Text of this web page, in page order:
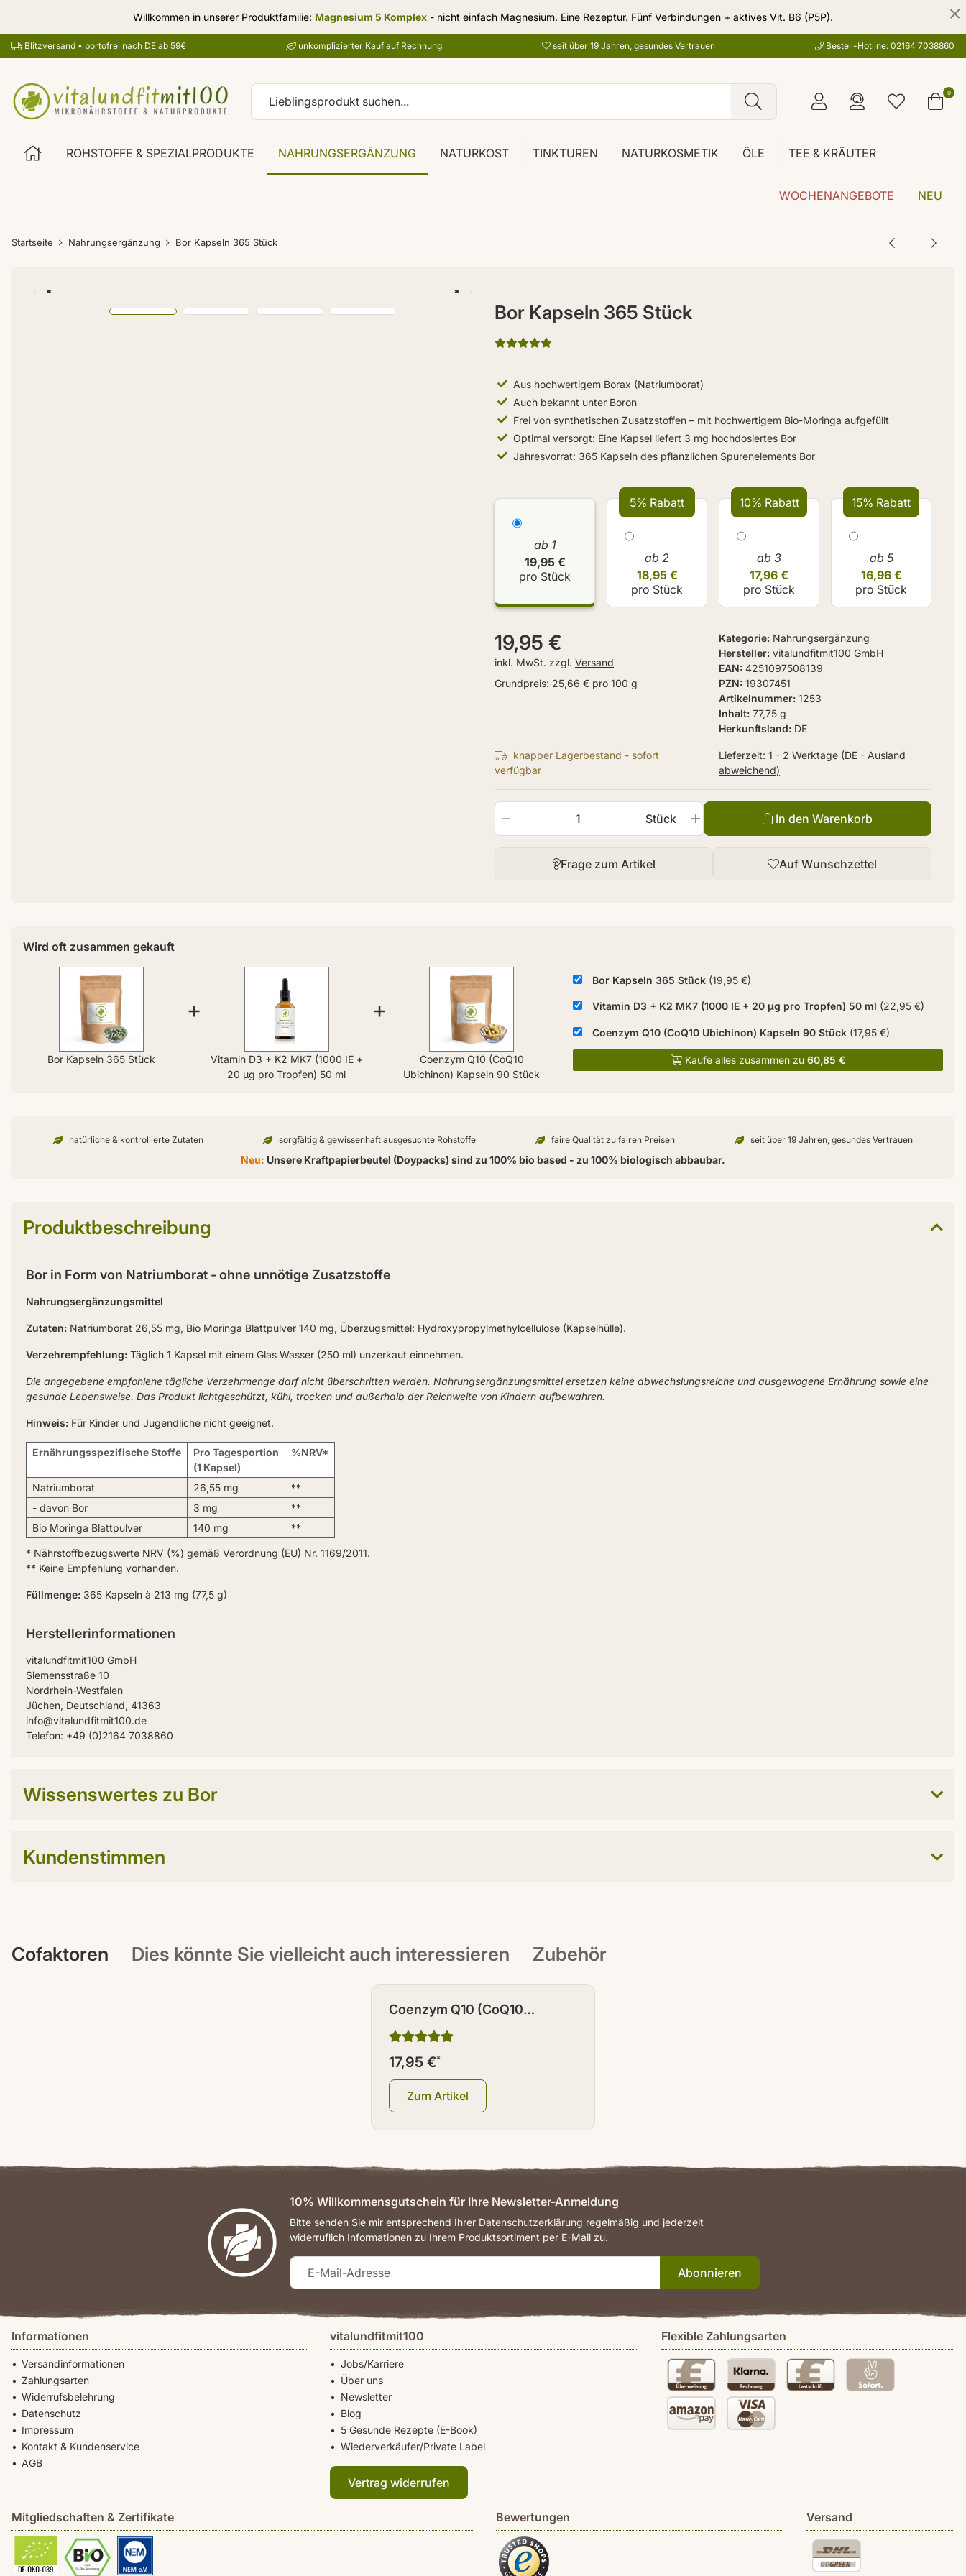
Willkommen in unserer Produktfamilie: Magnesium 5 Komplex - nicht einfach Magnesium. Eine Rezeptur. Fünf Verbindungen + aktives Vit. B6 (P5P).
Blitzversand • portofrei nach DE ab 59€ unkomplizierter Kauf auf Rechnung seit über 19 Jahren, gesundes Vertrauen Bestell-Hotline: 02164 7038860
ROHSTOFFE & SPEZIALPRODUKTE NAHRUNGSERGÄNZUNG NATURKOST TINKTUREN NATURKOSMETIK ÖLE TEE & KRÄUTER
WOCHENANGEBOTE NEU
0
Startseite Nahrungsergänzung Bor Kapseln 365 Stück
Bor Kapseln 365 Stück
Inhalt 77,75 g
Hersteller vitalundfitmit100 GmbH
Artikelnummer 1253
PZN 19307451
EAN 4251097508139
Herkunftsland DE
Kategorie Nahrungsergänzung
Aus hochwertigem Borax (Natriumborat)
Auch bekannt unter Boron
Frei von synthetischen Zusatzstoffen – mit hochwertigem Bio-Moringa aufgefüllt
Optimal versorgt: Eine Kapsel liefert 3 mg hochdosiertes Bor
Jahresvorrat: 365 Kapseln des pflanzlichen Spurenelements Bor
19,95 €
inkl. MwSt. zzgl. Versand
Grundpreis: 25,66 € pro 100 g
Frage zum Artikel Auf Wunschzettel
Stück In den Warenkorb
knapper Lagerbestand - sofort
verfügbar
Lieferzeit: 1 - 2 Werktage (DE - Ausland
abweichend)
ab 1
19,95 €
pro Stück
5% Rabatt
ab 2
18,95 €
pro Stück
10% Rabatt
ab 3
17,96 €
pro Stück
15% Rabatt
ab 5
16,96 €
pro Stück
Wird oft zusammen gekauft
Bor Kapseln 365 Stück
+
Vitamin D3 + K2 MK7 (1000 IE +
20 µg pro Tropfen) 50 ml
+
Coenzym Q10 (CoQ10
Ubichinon) Kapseln 90 Stück
Bor Kapseln 365 Stück (19,95 €)
Vitamin D3 + K2 MK7 (1000 IE + 20 µg pro Tropfen) 50 ml (22,95 €)
Coenzym Q10 (CoQ10 Ubichinon) Kapseln 90 Stück (17,95 €)
Kaufe alles zusammen zu 60,85 €
natürliche & kontrollierte Zutaten sorgfältig & gewissenhaft ausgesuchte Rohstoffe faire Qualität zu fairen Preisen seit über 19 Jahren, gesundes Vertrauen
Neu: Unsere Kraftpapierbeutel (Doypacks) sind zu 100% bio based - zu 100% biologisch abbaubar.
Produktbeschreibung
Bor in Form von Natriumborat - ohne unnötige Zusatzstoffe
Nahrungsergänzungsmittel
Zutaten: Natriumborat 26,55 mg, Bio Moringa Blattpulver 140 mg, Überzugsmittel: Hydroxypropylmethylcellulose (Kapselhülle).
Verzehrempfehlung: Täglich 1 Kapsel mit einem Glas Wasser (250 ml) unzerkaut einnehmen.
Die angegebene empfohlene tägliche Verzehrmenge darf nicht überschritten werden. Nahrungsergänzungsmittel ersetzen keine abwechslungsreiche und ausgewogene Ernährung sowie eine
gesunde Lebensweise. Das Produkt lichtgeschützt, kühl, trocken und außerhalb der Reichweite von Kindern aufbewahren.
Hinweis: Für Kinder und Jugendliche nicht geeignet.
Ernährungsspezifische Stoffe
Pro Tagesportion
(1 Kapsel)
%NRV*
Natriumborat 26,55 mg
**
- davon Bor
3 mg
**
Bio Moringa Blattpulver
140 mg **
* Nährstoffbezugswerte NRV (%) gemäß Verordnung (EU) Nr. 1169/2011.
** Keine Empfehlung vorhanden.
Füllmenge: 365 Kapseln à 213 mg (77,5 g)
Herstellerinformationen
vitalundfitmit100 GmbH
Siemensstraße 10
Nordrhein-Westfalen
Jüchen, Deutschland, 41363
info@vitalundfitmit100.de
Telefon: +49 (0)2164 7038860
Wissenswertes zu Bor
Kundenstimmen
Cofaktoren Dies könnte Sie vielleicht auch interessieren Zubehör
Coenzym Q10 (CoQ10
Ubichinon) Kapseln 90 Stück
17,95 €*
Zum Artikel
Informationen
Versandinformationen
Zahlungsarten
Widerrufsbelehrung
Datenschutz
Impressum
Kontakt & Kundenservice
AGB
vitalundfitmit100
Jobs/Karriere
Über uns
Newsletter
Blog
5 Gesunde Rezepte (E-Book)
Wiederverkäufer/Private Label
Vertrag widerrufen
Flexible Zahlungsarten
Mitgliedschaften & Zertifikate Bewertungen Versand
10% Willkommensgutschein für Ihre Newsletter-Anmeldung
Bitte senden Sie mir entsprechend Ihrer Datenschutzerklärung regelmäßig und jederzeit
widerruflich Informationen zu Ihrem Produktsortiment per E-Mail zu.
Abonnieren